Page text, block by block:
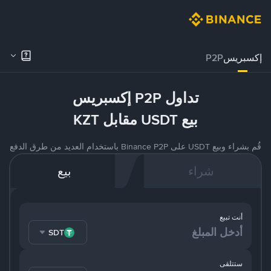
إكسبريسP2P
تداول P2P إكسبريس
بيع USDT مقابل KZT
قُم بشراء وبيع USDT على Binance P2P باستخدام العديد من طرق الدفع
شراء بيع
ستتلقى
أنت تبيع
USDT